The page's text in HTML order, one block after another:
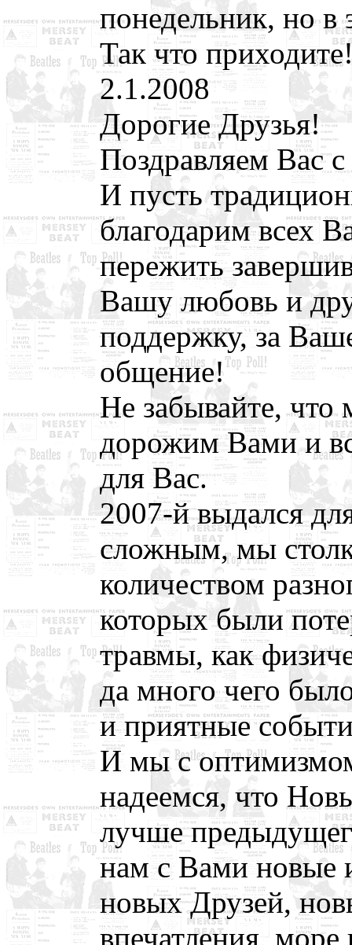
понедельник, но в
Так что
2.1.2008
Дорогие Друзья!
Поздравляем Вас
И пусть
благодарим всех
пережить
Вашу любовь и
поддержку, за
общение!
Не забывайте,
дорожим Вами и
для Вас.
2007-й выдался
сложным, мы
количеством
которых были
травмы, как
да много чего
и приятные
И мы с
надеемся, что
лучше
нам с Вами новые
новых Друзей,
впечатления, море